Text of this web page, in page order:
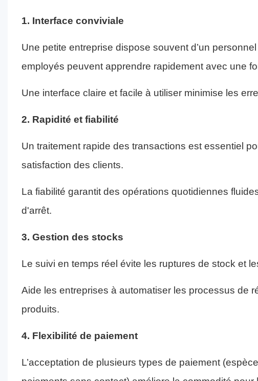
1. Interface conviviale
Une petite entreprise dispose souvent d’un
employés peuvent apprendre rapidement avec une
Une interface claire et facile à utiliser minimise les
2. Rapidité et fiabilité
Un traitement rapide des transactions est essentiel
satisfaction des clients.
La fiabilité garantit des opérations quotidiennes
d'arrêt.
3. Gestion des stocks
Le suivi en temps réel évite les ruptures de stock et
Aide les entreprises à automatiser les processus de
produits.
4. Flexibilité de paiement
L’acceptation de plusieurs types de paiement